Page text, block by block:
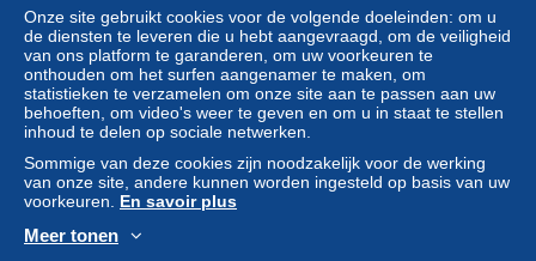
Lote de 5 Tarjetas Postales de Estados Unidos de
Venezuela de 10c. Dos de ellas de ida y vuelta. tc2207
± US$ 34,57
Statuut
Onze site gebruikt cookies voor de volgende doeleinden: om u
de diensten te leveren die u hebt aangevraagd, om de veiligheid
van ons platform te garanderen, om uw voorkeuren te
onthouden om het surfen aangenamer te maken, om
statistieken te verzamelen om onze site aan te passen aan uw
behoeften, om video's weer te geven en om u in staat te stellen
inhoud te delen op sociale netwerken.
Sommige van deze cookies zijn noodzakelijk voor de werking
van onze site, andere kunnen worden ingesteld op basis van uw
voorkeuren. En savoir plus
Meer tonen